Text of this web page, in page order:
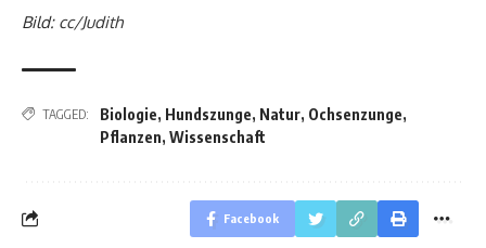
Bild: cc/Judith
TAGGED: Biologie, Hundszunge, Natur, Ochsenzunge,
Pflanzen, Wissenschaft
Facebook